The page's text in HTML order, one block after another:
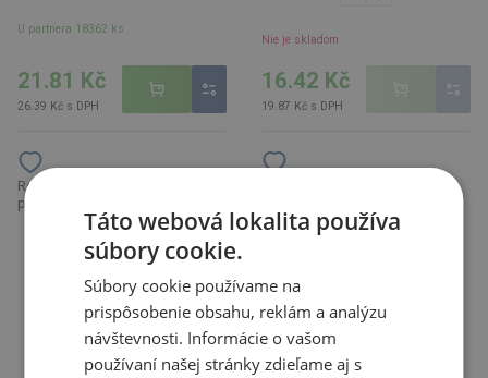
U partnera 18362 ks
21.81 Kč
26.39 Kč s DPH
Nie je skladom
16.42 Kč
19.87 Kč s DPH
Recyklované plastové kuličkové
pero Alessio, bílá
Táto webová lokalita používa
súbory cookie.
Súbory cookie používame na
prispôsobenie obsahu, reklám a analýzu
návštevnosti. Informácie o vašom
používaní našej stránky zdieľame aj s